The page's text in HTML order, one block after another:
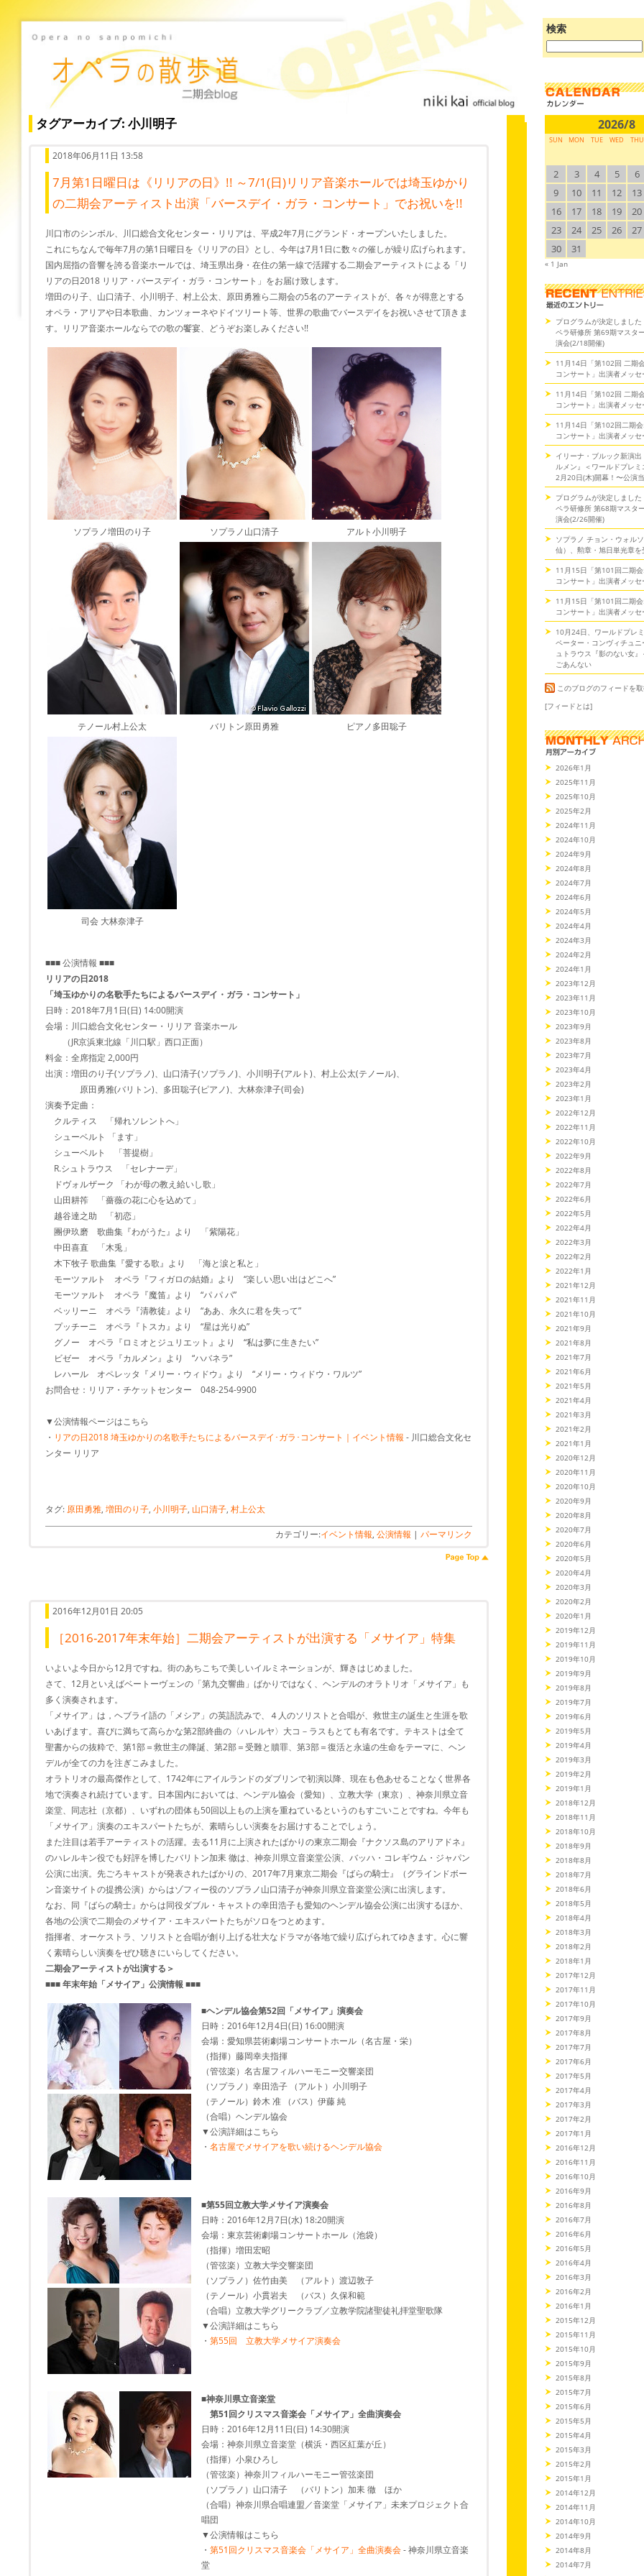
検索
ブ
ロ
検
索:
タグアーカイブ: 小川明子
2018年06月11日 13:58
7月第1日曜日は《リリアの日》!! ～7/1(日)リリア音楽ホールでは埼玉ゆかり
の二期会アーティスト出演「バースデイ・ガラ・コンサート」でお祝いを!!
川口市のシンボル、川口総合文化センター・リリアは、平成2年7月にグランド・オープンいたしました。
これにちなんで毎年7月の第1日曜日を《リリアの日》とし、今年は7月1日に数々の催しが繰り広げられます。
国内屈指の音響を誇る音楽ホールでは、埼玉県出身・在住の第一線で活躍する二期会アーティストによる「リ
リアの日2018 リリア・バースデイ・ガラ・コンサート」をお届け致します。
増田のり子、山口清子、小川明子、村上公太、原田勇雅ら二期会の5名のアーティストが、各々が得意とする
オペラ・アリアや日本歌曲、カンツォーネやドイツリート等、世界の歌曲でバースデイをお祝いさせて頂きま
す。リリア音楽ホールならでの歌の饗宴、どうぞお楽しみください!!
ソプラノ増田のり子 ソプラノ山口清子 アルト小川明子
テノール村上公太 バリトン原田勇雅 ピアノ多田聡子
司会 大林奈津子
■■■ 公演情報 ■■■
リリアの日2018
「埼玉ゆかりの名歌手たちによるバースデイ・ガラ・コンサート」
日時：2018年7月1日(日) 14:00開演
会場：川口総合文化センター・リリア 音楽ホール
（JR京浜東北線「川口駅」西口正面）
料金：全席指定 2,000円
出演：増田のり子(ソプラノ)、山口清子(ソプラノ)、小川明子(アルト)、村上公太(テノール)、
原田勇雅(バリトン)、多田聡子(ピアノ)、大林奈津子(司会)
演奏予定曲：
クルティス 「帰れソレントへ」
シューベルト 「ます」
シューベルト 「菩提樹」
R.シュトラウス 「セレナーデ」
ドヴォルザーク 「わが母の教え給いし歌」
山田耕筰 「薔薇の花に心を込めて」
越谷達之助 「初恋」
團伊玖磨 歌曲集『わがうた』より 「紫陽花」
中田喜直 「木兎」
木下牧子 歌曲集『愛する歌』より 「海と涙と私と」
モーツァルト オペラ『フィガロの結婚』より “楽しい思い出はどこへ”
モーツァルト オペラ『魔笛』より “パ パ パ”
ベッリーニ オペラ『清教徒』より “ああ、永久に君を失って”
プッチーニ オペラ『トスカ』より “星は光りぬ”
グノー オペラ『ロミオとジュリエット』より “私は夢に生きたい”
ビゼー オペラ『カルメン』より “ハバネラ”
レハール オペレッタ『メリー・ウィドウ』より “メリー・ウィドウ・ワルツ”
お問合せ：リリア・チケットセンター 048-254-9900
▼公演情報ページはこちら
・ リアの日2018 埼玉ゆかりの名歌手たちによるバースデイ･ガラ･コンサート｜イベント情報 - 川口総合文化セ
ンター リリア
タグ:原田勇雅, 増田のり子, 小川明子, 山口清子, 村上公太
カテゴリー:イベント情報, 公演情報 | パーマリンク
2016年12月01日 20:05
［2016-2017年末年始］二期会アーティストが出演する「メサイア」特集
いよいよ今日から12月ですね。街のあちこちで美しいイルミネーションが、輝きはじめました。
さて、12月といえばベートーヴェンの「第九交響曲」ばかりではなく、ヘンデルのオラトリオ「メサイア」も
多く演奏されます。
「メサイア」は，ヘブライ語の「メシア」の英語読みで、４人のソリストと合唱が、救世主の誕生と生涯を歌
いあげます。喜びに満ちて高らかな第2部終曲の〈ハレルヤ〉大コ－ラスもとても有名です。テキストは全て
聖書からの抜粋で、第1部＝救世主の降誕、第2部＝受難と贖罪、第3部＝復活と永遠の生命をテーマに、ヘン
デルが全ての力を注ぎこみました。
オラトリオの最高傑作として、1742年にアイルランドのダブリンで初演以降、現在も色あせることなく世界各
地で演奏され続けています。日本国内においては、ヘンデル協会（愛知）、立教大学（東京）、神奈川県立音
楽堂、同志社（京都）、いずれの団体も50回以上もの上演を重ねているというのもすごいことですね。今年も
「メサイア」演奏のエキスパートたちが、素晴らしい演奏をお届けすることでしょう。
また注目は若手アーティストの活躍。去る11月に上演されたばかりの東京二期会『ナクソス島のアリアドネ』
のハレルキン役でも好評を博したバリトン加耒 徹は、神奈川県立音楽堂公演、バッハ・コレギウム・ジャパン
公演に出演。先ごろキャストが発表されたばかりの、2017年7月東京二期会『ばらの騎士』（グラインドボー
ン音楽サイトの提携公演）からはゾフィー役のソプラノ山口清子が神奈川県立音楽堂公演に出演します。
なお、同『ばらの騎士』からは同役ダブル・キャストの幸田浩子も愛知のヘンデル協会公演に出演するほか、
各地の公演で二期会のメサイア・エキスパートたちがソロをつとめます。
指揮者、オーケストラ、ソリストと合唱が創り上げる壮大なドラマが各地で繰り広げられてゆきます。心に響
く素晴らしい演奏をぜひ聴きにいらしてください。
二期会アーティストが出演する＞
■■■ 年末年始「メサイア」公演情報 ■■■
■ヘンデル協会第52回「メサイア」演奏会
日時：2016年12月4日(日) 16:00開演
会場：愛知県芸術劇場コンサートホール（名古屋・栄）
（指揮）藤岡幸夫指揮
（管弦楽）名古屋フィルハーモニー交響楽団
（ソプラノ）幸田浩子 （アルト）小川明子
（テノール）鈴木 准 （バス）伊藤 純
（合唱）ヘンデル協会
▼公演詳細はこちら
・ 名古屋でメサイアを歌い続けるヘンデル協会
■第55回立教大学メサイア演奏会
日時：2016年12月7日(水) 18:20開演
会場：東京芸術劇場コンサートホール（池袋）
（指揮）増田宏昭
（管弦楽）立教大学交響楽団
（ソプラノ）佐竹由美 （アルト）渡辺敦子
（テノール）小貫岩夫 （バス）久保和範
（合唱）立教大学グリークラブ／立教学院諸聖徒礼拝堂聖歌隊
▼公演詳細はこちら
・ 第55回 立教大学メサイア演奏会
■神奈川県立音楽堂
第51回クリスマス音楽会「メサイア」全曲演奏会
日時：2016年12月11日(日) 14:30開演
会場：神奈川県立音楽堂（横浜・西区紅葉が丘）
（指揮）小泉ひろし
（管弦楽）神奈川フィルハーモニー管弦楽団
（ソプラノ）山口清子 （バリトン）加耒 徹 ほか
（合唱）神奈川県合唱連盟／音楽堂「メサイア」未来プロジェクト合
唱団
▼公演情報はこちら
・ 第51回クリスマス音楽会「メサイア」全曲演奏会- 神奈川県立音楽
堂
2026/8
SUN MON TUE WED THU
2
3 4 5 6
9
10 11 12 13
16
17 18 19 20
23
24 25 26 27
30
31
« 1 Jan
プログラムが決定しました
ペラ研修所 第69期マスタ
演会(2/18開催)
11月14日「第102回 二期
コンサート」出演者メッセ
11月14日「第102回 二期
コンサート」出演者メッセ
11月14日「第102回二期
コンサート」出演者メッセ
イリーナ・ブルック新演出
ルメン』＜ワールドプレミ
2月20日(木)開幕！〜公演
プログラムが決定しました
ペラ研修所 第68期マスタ
演会(2/26開催)
ソプラノ チョン・ウォル
仙）、勲章・旭日単光章を
11月15日「第101回二期
コンサート」出演者メッセ
11月15日「第101回二期
コンサート」出演者メッセ
10月24日、ワールドプレミ
ペーター・コンヴィチュニ
ュトラウス『影のない女
ごあんない
このブログのフィードを
[フィードとは]
2026年1月
2025年11月
2025年10月
2025年2月
2024年11月
2024年10月
2024年9月
2024年8月
2024年7月
2024年6月
2024年5月
2024年4月
2024年3月
2024年2月
2024年1月
2023年12月
2023年11月
2023年10月
2023年9月
2023年8月
2023年7月
2023年4月
2023年2月
2023年1月
2022年12月
2022年11月
2022年10月
2022年9月
2022年8月
2022年7月
2022年6月
2022年5月
2022年4月
2022年3月
2022年2月
2022年1月
2021年12月
2021年11月
2021年10月
2021年9月
2021年8月
2021年7月
2021年6月
2021年5月
2021年4月
2021年3月
2021年2月
2021年1月
2020年12月
2020年11月
2020年10月
2020年9月
2020年8月
2020年7月
2020年6月
2020年5月
2020年4月
2020年3月
2020年2月
2020年1月
2019年12月
2019年11月
2019年10月
2019年9月
2019年8月
2019年7月
2019年6月
2019年5月
2019年4月
2019年3月
2019年2月
2019年1月
2018年12月
2018年11月
2018年10月
2018年9月
2018年8月
2018年7月
2018年6月
2018年5月
2018年4月
2018年3月
2018年2月
2018年1月
2017年12月
2017年11月
2017年10月
2017年9月
2017年8月
2017年7月
2017年6月
2017年5月
2017年4月
2017年3月
2017年2月
2017年1月
2016年12月
2016年11月
2016年10月
2016年9月
2016年8月
2016年7月
2016年6月
2016年5月
2016年4月
2016年3月
2016年2月
2016年1月
2015年12月
2015年11月
2015年10月
2015年9月
2015年8月
2015年7月
2015年6月
2015年5月
2015年4月
2015年3月
2015年2月
2015年1月
2014年12月
2014年11月
2014年10月
2014年9月
2014年8月
2014年7月